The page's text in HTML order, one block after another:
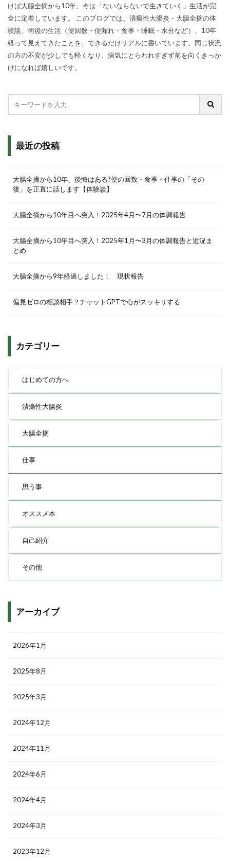
けば大腸全摘から10年。今は「ないならないで生きていく」生活が完
全に定着しています。 このブログでは、潰瘍性大腸炎・大腸全摘の体
験談、術後の生活（便回数・便漏れ・食事・睡眠・水分など）、10年
経って見えてきたことを、できるだけリアルに書いています。同じ状況
の方の不安が少しでも軽くなり、病気にとらわれすぎず前を向くきっか
けになれば嬉しいです。
最近の投稿
大腸全摘から10年、後悔はある?便の回数・食事・仕事の「その
後」を正直に話します【体験談】
大腸全摘から10年目へ突入！2025年4月〜7月の体調報告
大腸全摘から10年目へ突入！2025年1月〜3月の体調報告と近況ま
とめ
大腸全摘から9年経過しました！ 現状報告
偏見ゼロの相談相手？チャットGPTで心がスッキリする
カテゴリー
はじめての方へ
潰瘍性大腸炎
大腸全摘
仕事
思う事
オススメ本
自己紹介
その他
アーカイブ
2026年1月
2025年8月
2025年3月
2024年12月
2024年11月
2024年6月
2024年4月
2024年3月
2023年12月